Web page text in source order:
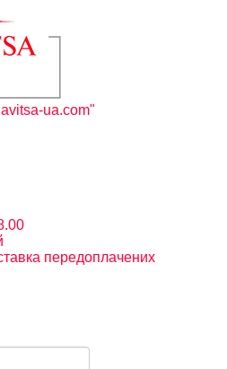
ua.com"
передоплачених